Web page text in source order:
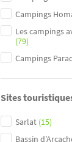
Campings
Les campings
(79)
Campings
Sites
Sarlat (15)
Bassin